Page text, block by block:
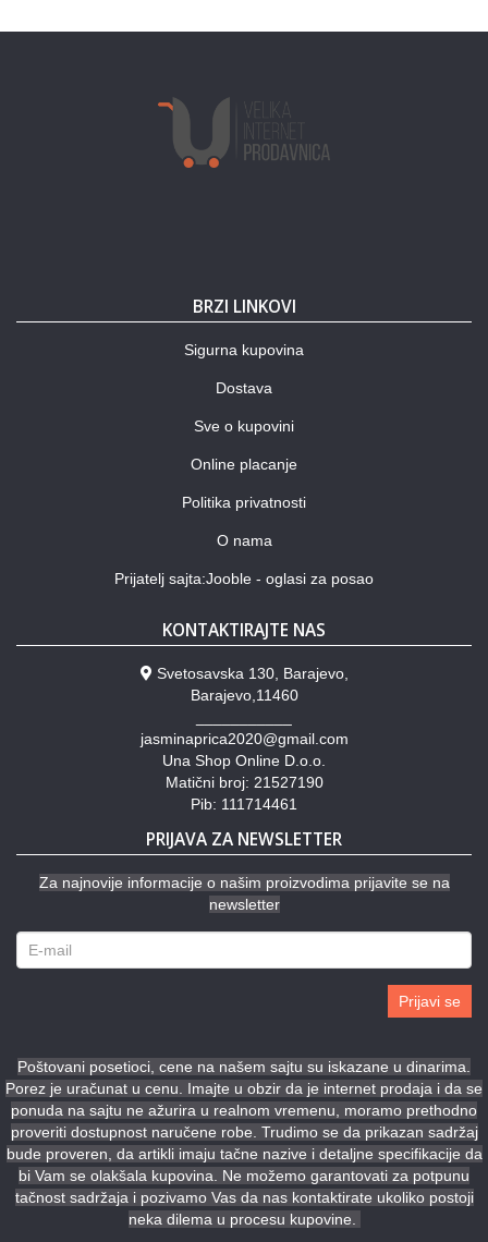
BRZI LINKOVI
Sigurna kupovina
Dostava
Sve o kupovini
Online placanje
Politika privatnosti
O nama
Prijatelj sajta:Jooble - oglasi za posao
KONTAKTIRAJTE NAS
Svetosavska 130, Barajevo,
Barajevo,11460
jasminaprica2020@gmail.com
Una Shop Online D.o.o.
Matični broj: 21527190
Pib: 111714461
PRIJAVA ZA NEWSLETTER
Za najnovije informacije o našim proizvodima prijavite se na
newsletter
Prijavi se
Poštovani posetioci, cene na našem sajtu su iskazane u dinarima.
Porez je uračunat u cenu. Imajte u obzir da je internet prodaja i da se
ponuda na sajtu ne ažurira u realnom vremenu, moramo prethodno
proveriti dostupnost naručene robe. Trudimo se da prikazan sadržaj
bude proveren, da artikli imaju tačne nazive i detaljne specifikacije da
bi Vam se olakšala kupovina. Ne možemo garantovati za potpunu
tačnost sadržaja i pozivamo Vas da nas kontaktirate ukoliko postoji
neka dilema u procesu kupovine.